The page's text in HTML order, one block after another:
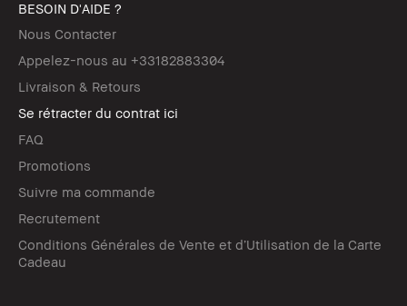
BESOIN D'AIDE ?
Nous Contacter
Appelez-nous au +33182883304
Livraison & Retours
Se rétracter du contrat ici
FAQ
Promotions
Suivre ma commande
Recrutement
Conditions Générales de Vente et d’Utilisation de la Carte
Cadeau